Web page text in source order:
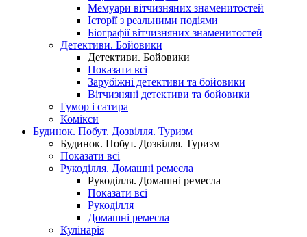
Мемуари вітчизняних знаменитостей
Історії з реальними подіями
Біографії вітчизняних знаменитостей
Детективи. Бойовики
Детективи. Бойовики
Показати всі
Зарубіжні детективи та бойовики
Вітчизняні детективи та бойовики
Гумор і сатира
Комікси
Будинок. Побут. Дозвілля. Туризм
Будинок. Побут. Дозвілля. Туризм
Показати всі
Рукоділля. Домашні ремесла
Рукоділля. Домашні ремесла
Показати всі
Рукоділля
Домашні ремесла
Кулінарія